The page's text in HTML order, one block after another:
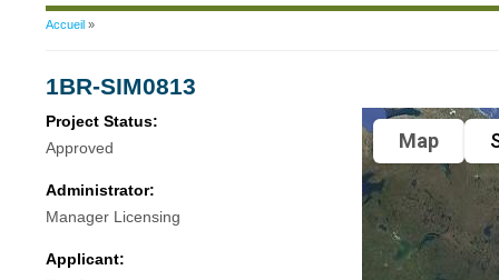
Vous êtes ici
Accueil»
1BR-SIM0813
Project Status:
Approved
Administrator:
Manager Licensing
Applicant:
Map